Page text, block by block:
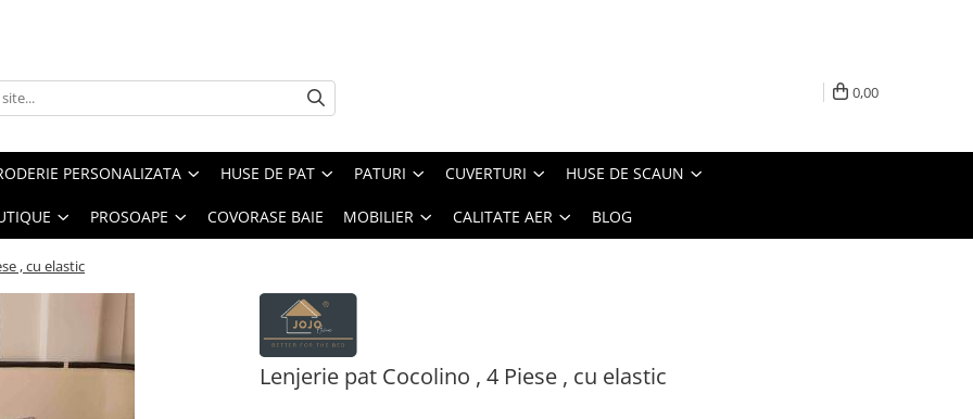
0,00
PERSONALIZATA HUSE DE PAT PATURI CUVERTURI HUSE DE SCAUN
PROSOAPE COVORASE BAIE MOBILIER CALITATE AER BLOG
, cu elastic
Lenjerie pat Cocolino , 4 Piese , cu elastic